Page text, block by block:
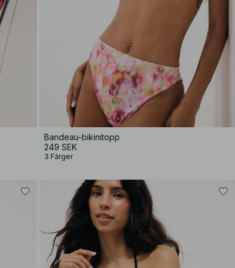
Bandeau-bikinitopp
249 SEK
3 Färger